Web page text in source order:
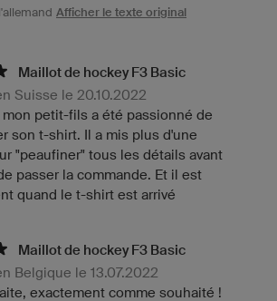
Afficher le texte original
Maillot de hockey F3 Basic
Suisse le 20.10.2022
petit-fils a été passionné de
son t-shirt. Il a mis plus d'une
"peaufiner" tous les détails avant
passer la commande. Et il est
quand le t-shirt est arrivé
Maillot de hockey F3 Basic
Belgique le 13.07.2022
exactement comme souhaité !